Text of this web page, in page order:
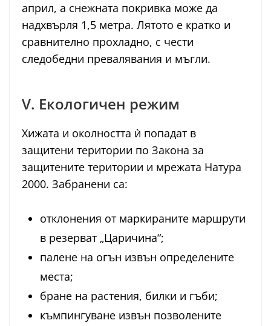
април, а снежната покривка може да
надхвърля 1,5 метра. Лятото е кратко и
сравнително прохладно, с чести
следобедни превалявания и мъгли.
V. Екологичен режим
Хижата и околността ѝ попадат в
защитени територии по Закона за
защитените територии и мрежата Натура
2000. Забранени са:
отклонения от маркираните маршрути
в резерват „Царичина“;
палене на огън извън определените
места;
бране на растения, билки и гъби;
къмпингуване извън позволените